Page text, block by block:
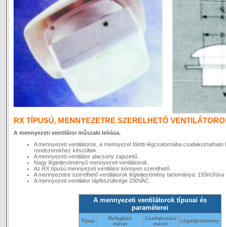
RX TÍPUSÚ, MENNYEZETRE SZERELHETÕ
A mennyezeti ventilátor műszaki leírása.
A mennyezeti ventilátorok, a mennyezet fölötti légcsatornába csatlakoztatható
rendszerekhez készültek.
A mennyezeti ventilátor alacsony zajszintű.
Nagy légteljesítményű mennyezeti ventilátorok.
Az RX típusú mennyezeti ventilátor könnyen szerelhető.
A mennyezetre szerelhető ventilátorok légteljesítmény tartománya: 193m3/óra
A mennyezeti ventilátor tápfeszültsége 230VAC.
A mennyezeti ventilátorok típusai és
paraméterei
Típus
Befoglaló
méret
Csatlakozási
méret
Légteljesítmény